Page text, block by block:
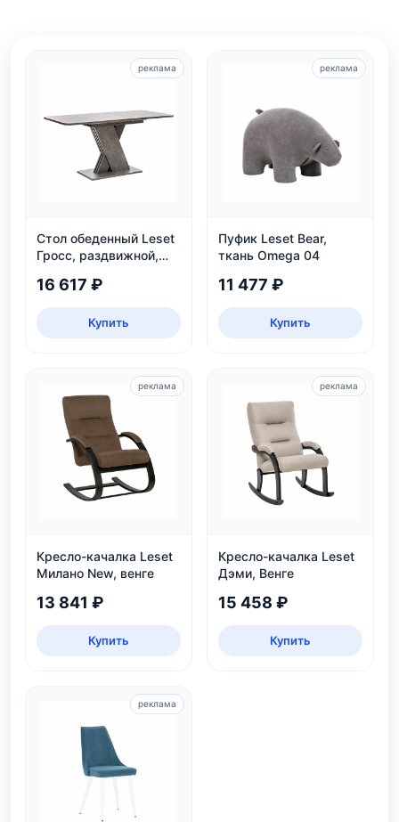
Стол обеденный Leset
Гросс, раздвижной,
персон
16 617 ₽
Купить
реклама
Пуфик Leset Bear,
ткань Omega 04
11 477 ₽
Купить
реклама
Кресло-качалка Leset
Милано New, венге
13 841 ₽
Купить
реклама
Кресло-качалка Leset
Дэми, Венге
15 458 ₽
Купить
реклама
реклама